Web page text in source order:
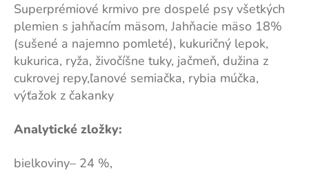
Superprémiové krmivo pre dospelé psy všetkých
plemien s jahňacím mäsom, Jahňacie mäso 18%
(sušené a najemno pomleté), kukuričný lepok,
kukurica, ryža, živočíšne tuky, jačmeň, dužina z
cukrovej repy,ľanové semiačka, rybia múčka,
výťažok z čakanky
Analytické zložky:
bielkoviny– 24 %,